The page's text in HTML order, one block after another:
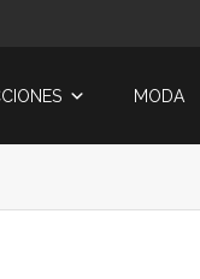
MODA